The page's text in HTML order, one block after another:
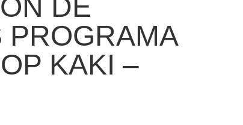
DE
PROGRAMA
KAKI –